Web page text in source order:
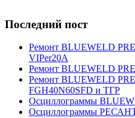
Последний пост
Ремонт BLUEWELD
VIPer20A
Ремонт BLUEWELD
Ремонт BLUEWELD
FGH40N60SFD и ТГР
Осциллограммы
Осциллограммы